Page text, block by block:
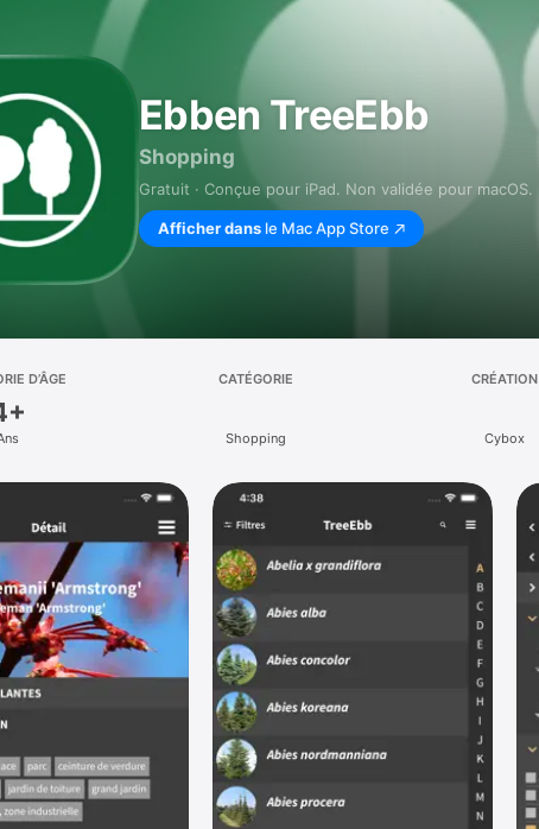
Ebben TreeEbb
Shopping
Gratuit · Conçue pour iPad. Non validée pour macOS.
Afficher dans le Mac App Store
D’ÂGE CATÉGORIE
Shopping
CRÉATION
Cybox